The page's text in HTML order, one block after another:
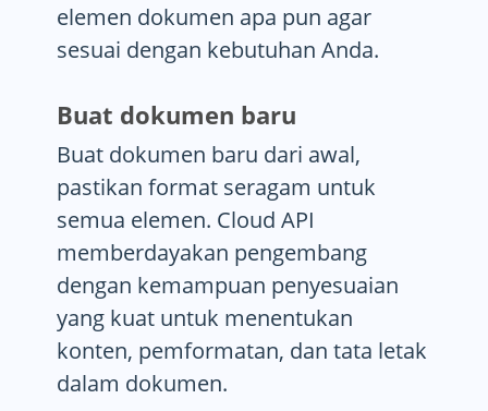
elemen dokumen apa pun agar
sesuai dengan kebutuhan Anda.
Buat dokumen baru
Buat dokumen baru dari awal,
pastikan format seragam untuk
semua elemen. Cloud API
memberdayakan pengembang
dengan kemampuan penyesuaian
yang kuat untuk menentukan
konten, pemformatan, dan tata letak
dalam dokumen.